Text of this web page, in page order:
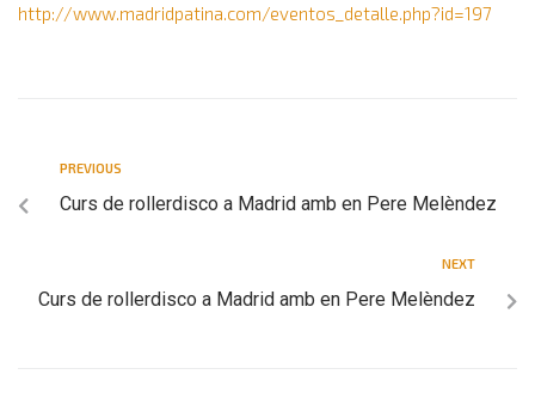
http://www.madridpatina.com/eventos_detalle.php?id=197
PREVIOUS
Curs de rollerdisco a Madrid amb en Pere Melèndez
NEXT
Curs de rollerdisco a Madrid amb en Pere Melèndez